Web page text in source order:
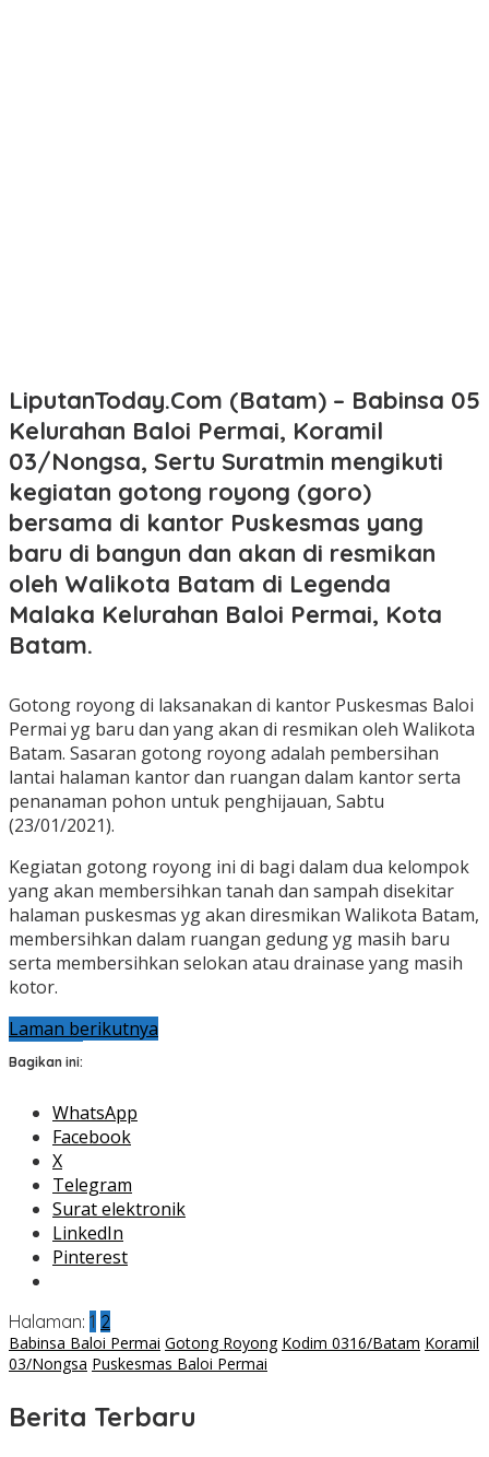
LiputanToday.Com (Batam) – Babinsa 05
Kelurahan Baloi Permai, Koramil
03/Nongsa, Sertu Suratmin mengikuti
kegiatan gotong royong (goro)
bersama di kantor Puskesmas yang
baru di bangun dan akan di resmikan
oleh Walikota Batam di Legenda
Malaka Kelurahan Baloi Permai, Kota
Batam.
Gotong royong di laksanakan di kantor Puskesmas Baloi
Permai yg baru dan yang akan di resmikan oleh Walikota
Batam. Sasaran gotong royong adalah pembersihan
lantai halaman kantor dan ruangan dalam kantor serta
penanaman pohon untuk penghijauan, Sabtu
(23/01/2021).
Kegiatan gotong royong ini di bagi dalam dua kelompok
yang akan membersihkan tanah dan sampah disekitar
halaman puskesmas yg akan diresmikan Walikota Batam,
membersihkan dalam ruangan gedung yg masih baru
serta membersihkan selokan atau drainase yang masih
kotor.
Laman berikutnya
Bagikan ini:
WhatsApp
Facebook
X
Telegram
Surat elektronik
LinkedIn
Pinterest
Halaman: 1 2
Babinsa Baloi Permai Gotong Royong Kodim 0316/Batam Koramil
03/Nongsa Puskesmas Baloi Permai
Berita Terbaru